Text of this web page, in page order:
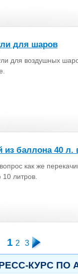
для шаров
для воздушных
из баллона 40 л.
как же
литров.
1 2 3
КУРС ПО